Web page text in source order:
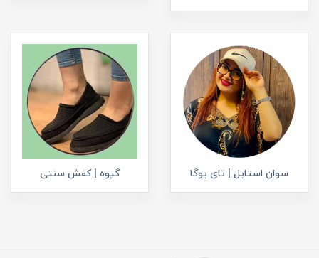
سوان استایل | تای یوگا گیوه | کفش سنتی